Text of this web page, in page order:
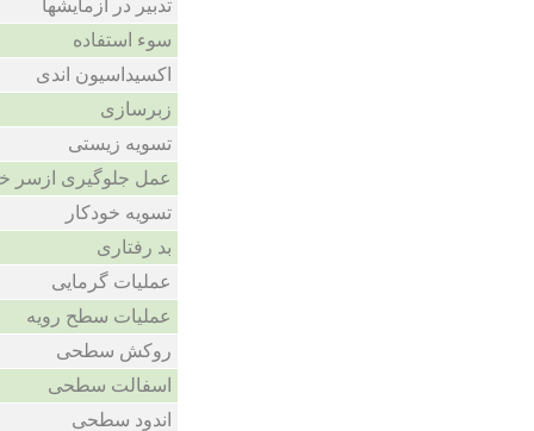
تدبیر در ازمایشها
سوء استفاده
اکسیداسیون اندی
زبرسازی
تسویه زیستی
عمل جلوگیری ازسر
تسویه خودکار
بد رفتاری
عملیات گرمایی
عملیات سطح رویه
روکش سطحی
اسفالت سطحی
اندود سطحی